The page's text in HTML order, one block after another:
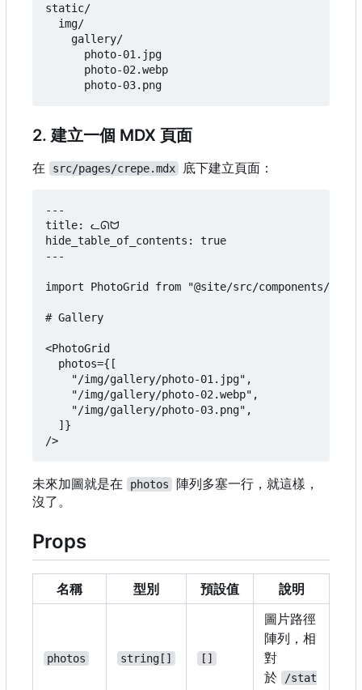
static/
  img/
    gallery/
      photo-01.jpg
      photo-02.webp
2. 建立一個 MDX 頁面
在 src/pages/crepe.mdx 底下建立頁面：
---
title: ᓚᘏᗢ
hide_table_of_contents: true
---
import PhotoGrid from "@site/src/components/
# Gallery
<PhotoGrid
  photos={[
    "/img/gallery/photo-01.jpg",
    "/img/gallery/photo-02.webp",
    "/img/gallery/photo-03.png",
  ]}
未來加圖就是在 photos
陣列多塞一行，就這樣，
沒了。
Props
名稱 型別 預設值 說明
photos string[] []
圖片路徑
陣列，相
對
於
/stat